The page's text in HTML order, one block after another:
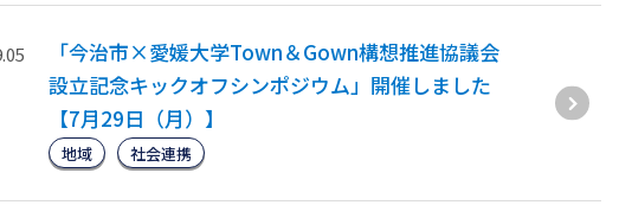
「今治市×愛媛大学Town＆Gown構想推進協議会
設立記念キックオフシンポジウム」開催しました
【7月29日（月）】
地域 社会連携